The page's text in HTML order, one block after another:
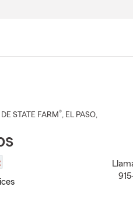
STATE FARM®, EL PASO,